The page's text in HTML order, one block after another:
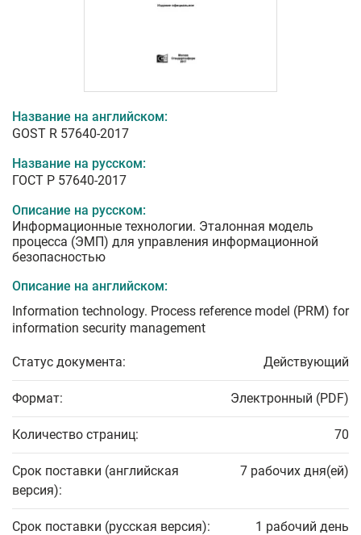
Название на английском:
GOST R 57640-2017
Название на русском:
ГОСТ Р 57640-2017
Описание на русском:
Информационные технологии. Эталонная модель
процесса (ЭМП) для управления информационной
безопасностью
Описание на английском:
Information technology. Process reference model (PRM) for
information security management
Статус документа: Действующий
Формат: Электронный (PDF)
Количество страниц: 70
Срок поставки (английская
версия):
7 рабочих дня(ей)
Срок поставки (русская версия): 1 рабочий день